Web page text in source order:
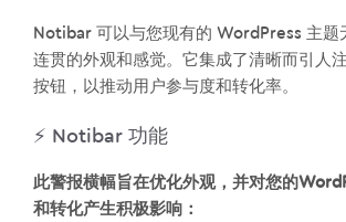
Notibar 可以与您现有的 WordPress 主题
连贯的外观和感觉。它集成了清晰而引人
按钮，以推动用户参与度和转化率。
⚡️ Notibar 功能
此警报横幅旨在优化外观，并对您的
和转化产生积极影响：